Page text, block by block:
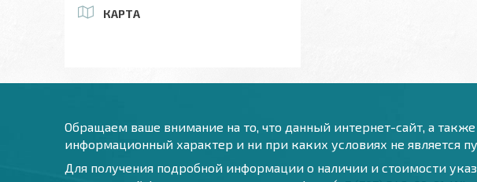
КАРТА
Обращаем ваше внимание на то, что данный интернет-сайт, а
информационный характер и ни при каких условиях не является
Для получения подробной информации о наличии и стоимости